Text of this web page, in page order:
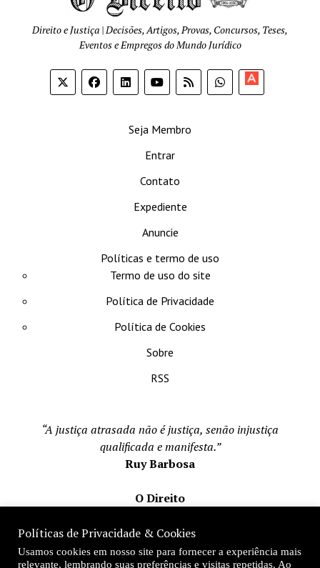
Direito e Justiça | Decisões, Artigos, Provas, Concursos, Teses,
Eventos e Empregos do Mundo Jurídico
Seja Membro
Entrar
Contato
Expediente
Anuncie
Políticas e termo de uso
Termo de uso do site
Política de Privacidade
Política de Cookies
Sobre
RSS
“A justiça atrasada não é justiça, senão injustiça
qualificada e manifesta.”
Ruy Barbosa
O Direito
Mateus Matos
Políticas de Privacidade & Cookies
Usamos cookies em nosso site para fornecer a experiência mais
relevante, lembrando suas preferências e visitas repetidas. Ao